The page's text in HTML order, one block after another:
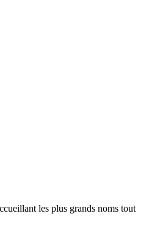
les plus grands noms tout